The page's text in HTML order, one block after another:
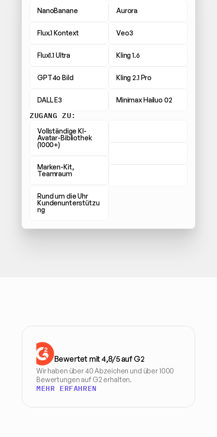
NanoBanane
Flux.1 Kontext
Flux1.1 Ultra
GPT4o Bild
DALL E3
Aurora
Veo3
Kling 1.6
Kling 2.1 Pro
Minimax Hailuo 02
ZUGANG ZU:
Vollständige KI-
Avatar-Bibliothek
(1000+)
Marken-Kit,
Teamraum
Rund um die Uhr
Kundenunterstützu
ng
Bewertet mit 4,8/5 auf G2
Wir haben über 40 Abzeichen und über 1000
Bewertungen auf G2 erhalten.
MEHR ERFAHREN